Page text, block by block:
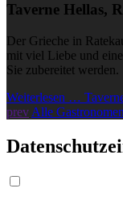
Taverne Hellas,
Der Grieche in
mit viel Liebe und
Sie zubereitet werden.
Weiterlesen …
prev Alle